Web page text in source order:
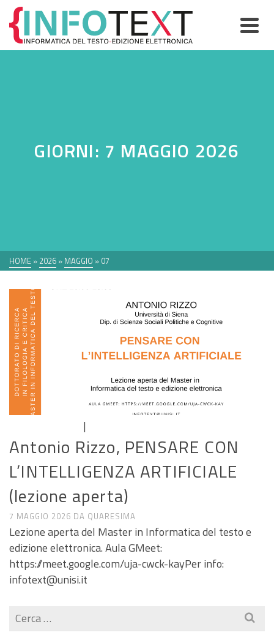
GIORNI: 7 MAGGIO 2026
HOME » 2026 » MAGGIO » 07
|
Antonio Rizzo, PENSARE CON
L’INTELLIGENZA ARTIFICIALE
(lezione aperta)
7 MAGGIO 2026 DA QUARESIMA
Lezione aperta del Master in Informatica del testo e
edizione elettronica. Aula GMeet:
https://meet.google.com/uja-cwck-kayPer info:
infotext@unisi.it
Cerca
per: